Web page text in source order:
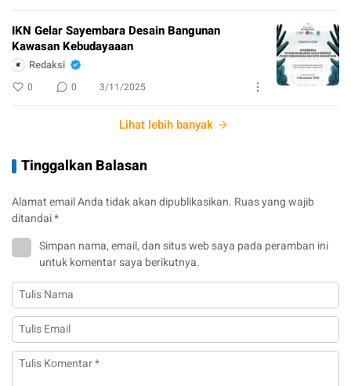
IKN Gelar Sayembara Desain Bangunan
Kawasan Kebudayaaan
Redaksi
0 0 3/11/2025
Lihat lebih banyak
Tinggalkan Balasan
Alamat email Anda tidak akan dipublikasikan. Ruas yang wajib
ditandai*
Simpan nama, email, dan situs web saya pada peramban ini
untuk komentar saya berikutnya.